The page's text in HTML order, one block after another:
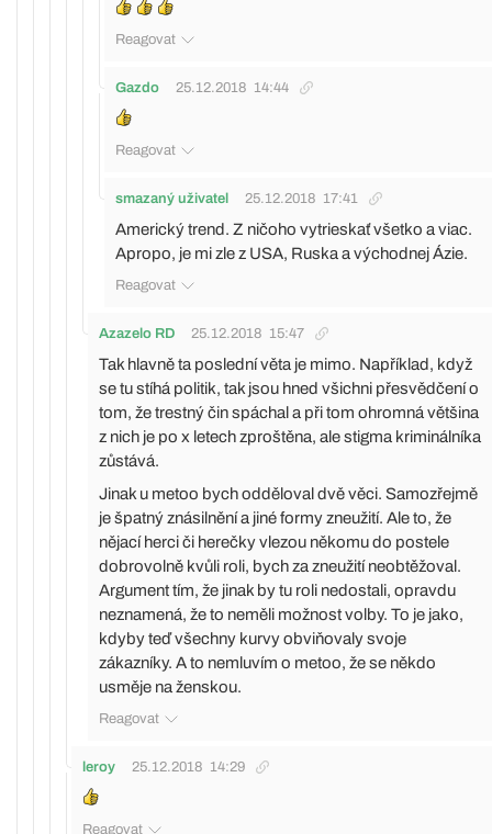
Reagovat
Gazdo 25.12.2018 14:44
Reagovat
smazaný uživatel 25.12.2018 17:41
Americký trend. Z ničoho vytrieskať všetko a viac.
Apropo, je mi zle z USA, Ruska a východnej Ázie.
Reagovat
Azazelo RD 25.12.2018 15:47
Tak hlavně ta poslední věta je mimo. Například, když
se tu stíhá politik, tak jsou hned všichni přesvědčení o
tom, že trestný čin spáchal a při tom ohromná většina
z nich je po x letech zproštěna, ale stigma kriminálníka
zůstává.
Jinak u metoo bych odděloval dvě věci. Samozřejmě
je špatný znásilnění a jiné formy zneužití. Ale to, že
nějací herci či herečky vlezou někomu do postele
dobrovolně kvůli roli, bych za zneužití neobtěžoval.
Argument tím, že jinak by tu roli nedostali, opravdu
neznamená, že to neměli možnost volby. To je jako,
kdyby teď všechny kurvy obviňovaly svoje
zákazníky. A to nemluvím o metoo, že se někdo
usměje na ženskou.
Reagovat
leroy 25.12.2018 14:29
Reagovat